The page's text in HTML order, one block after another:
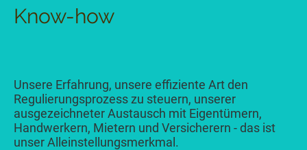
Know-how
Unsere Erfahrung, unsere effiziente Art den
Regulierungsprozess zu steuern, unserer
ausgezeichneter Austausch mit Eigentümern,
Handwerkern, Mietern und Versicherern - das ist
unser Alleinstellungsmerkmal.